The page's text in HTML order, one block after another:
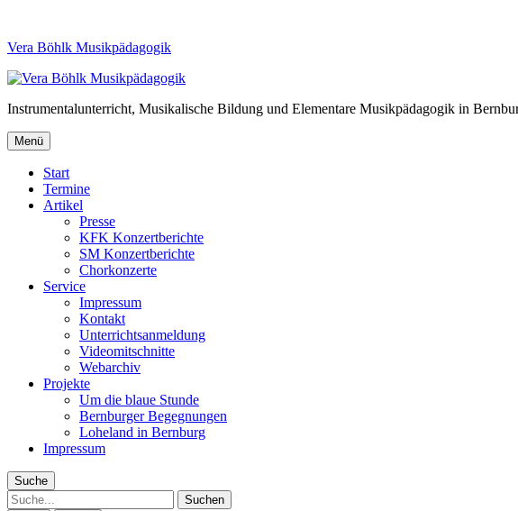
Vera Böhlk Musikpädagogik
Instrumentalunterricht, Musikalische Bildung und Elementare Musikpädagogik in
Menü
Start
Termine
Artikel
Presse
KFK Konzertberichte
SM Konzertberichte
Chorkonzerte
Service
Impressum
Kontakt
Unterrichtsanmeldung
Videomitschnitte
Webarchiv
Projekte
Um die blaue Stunde
Bernburger Begegnungen
Loheland in Bernburg
Impressum
Suche
Suche